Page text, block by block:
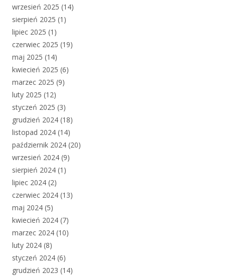
wrzesień 2025 (14)
sierpień 2025 (1)
lipiec 2025 (1)
czerwiec 2025 (19)
maj 2025 (14)
kwiecień 2025 (6)
marzec 2025 (9)
luty 2025 (12)
styczeń 2025 (3)
grudzień 2024 (18)
listopad 2024 (14)
październik 2024 (20)
wrzesień 2024 (9)
sierpień 2024 (1)
lipiec 2024 (2)
czerwiec 2024 (13)
maj 2024 (5)
kwiecień 2024 (7)
marzec 2024 (10)
luty 2024 (8)
styczeń 2024 (6)
grudzień 2023 (14)